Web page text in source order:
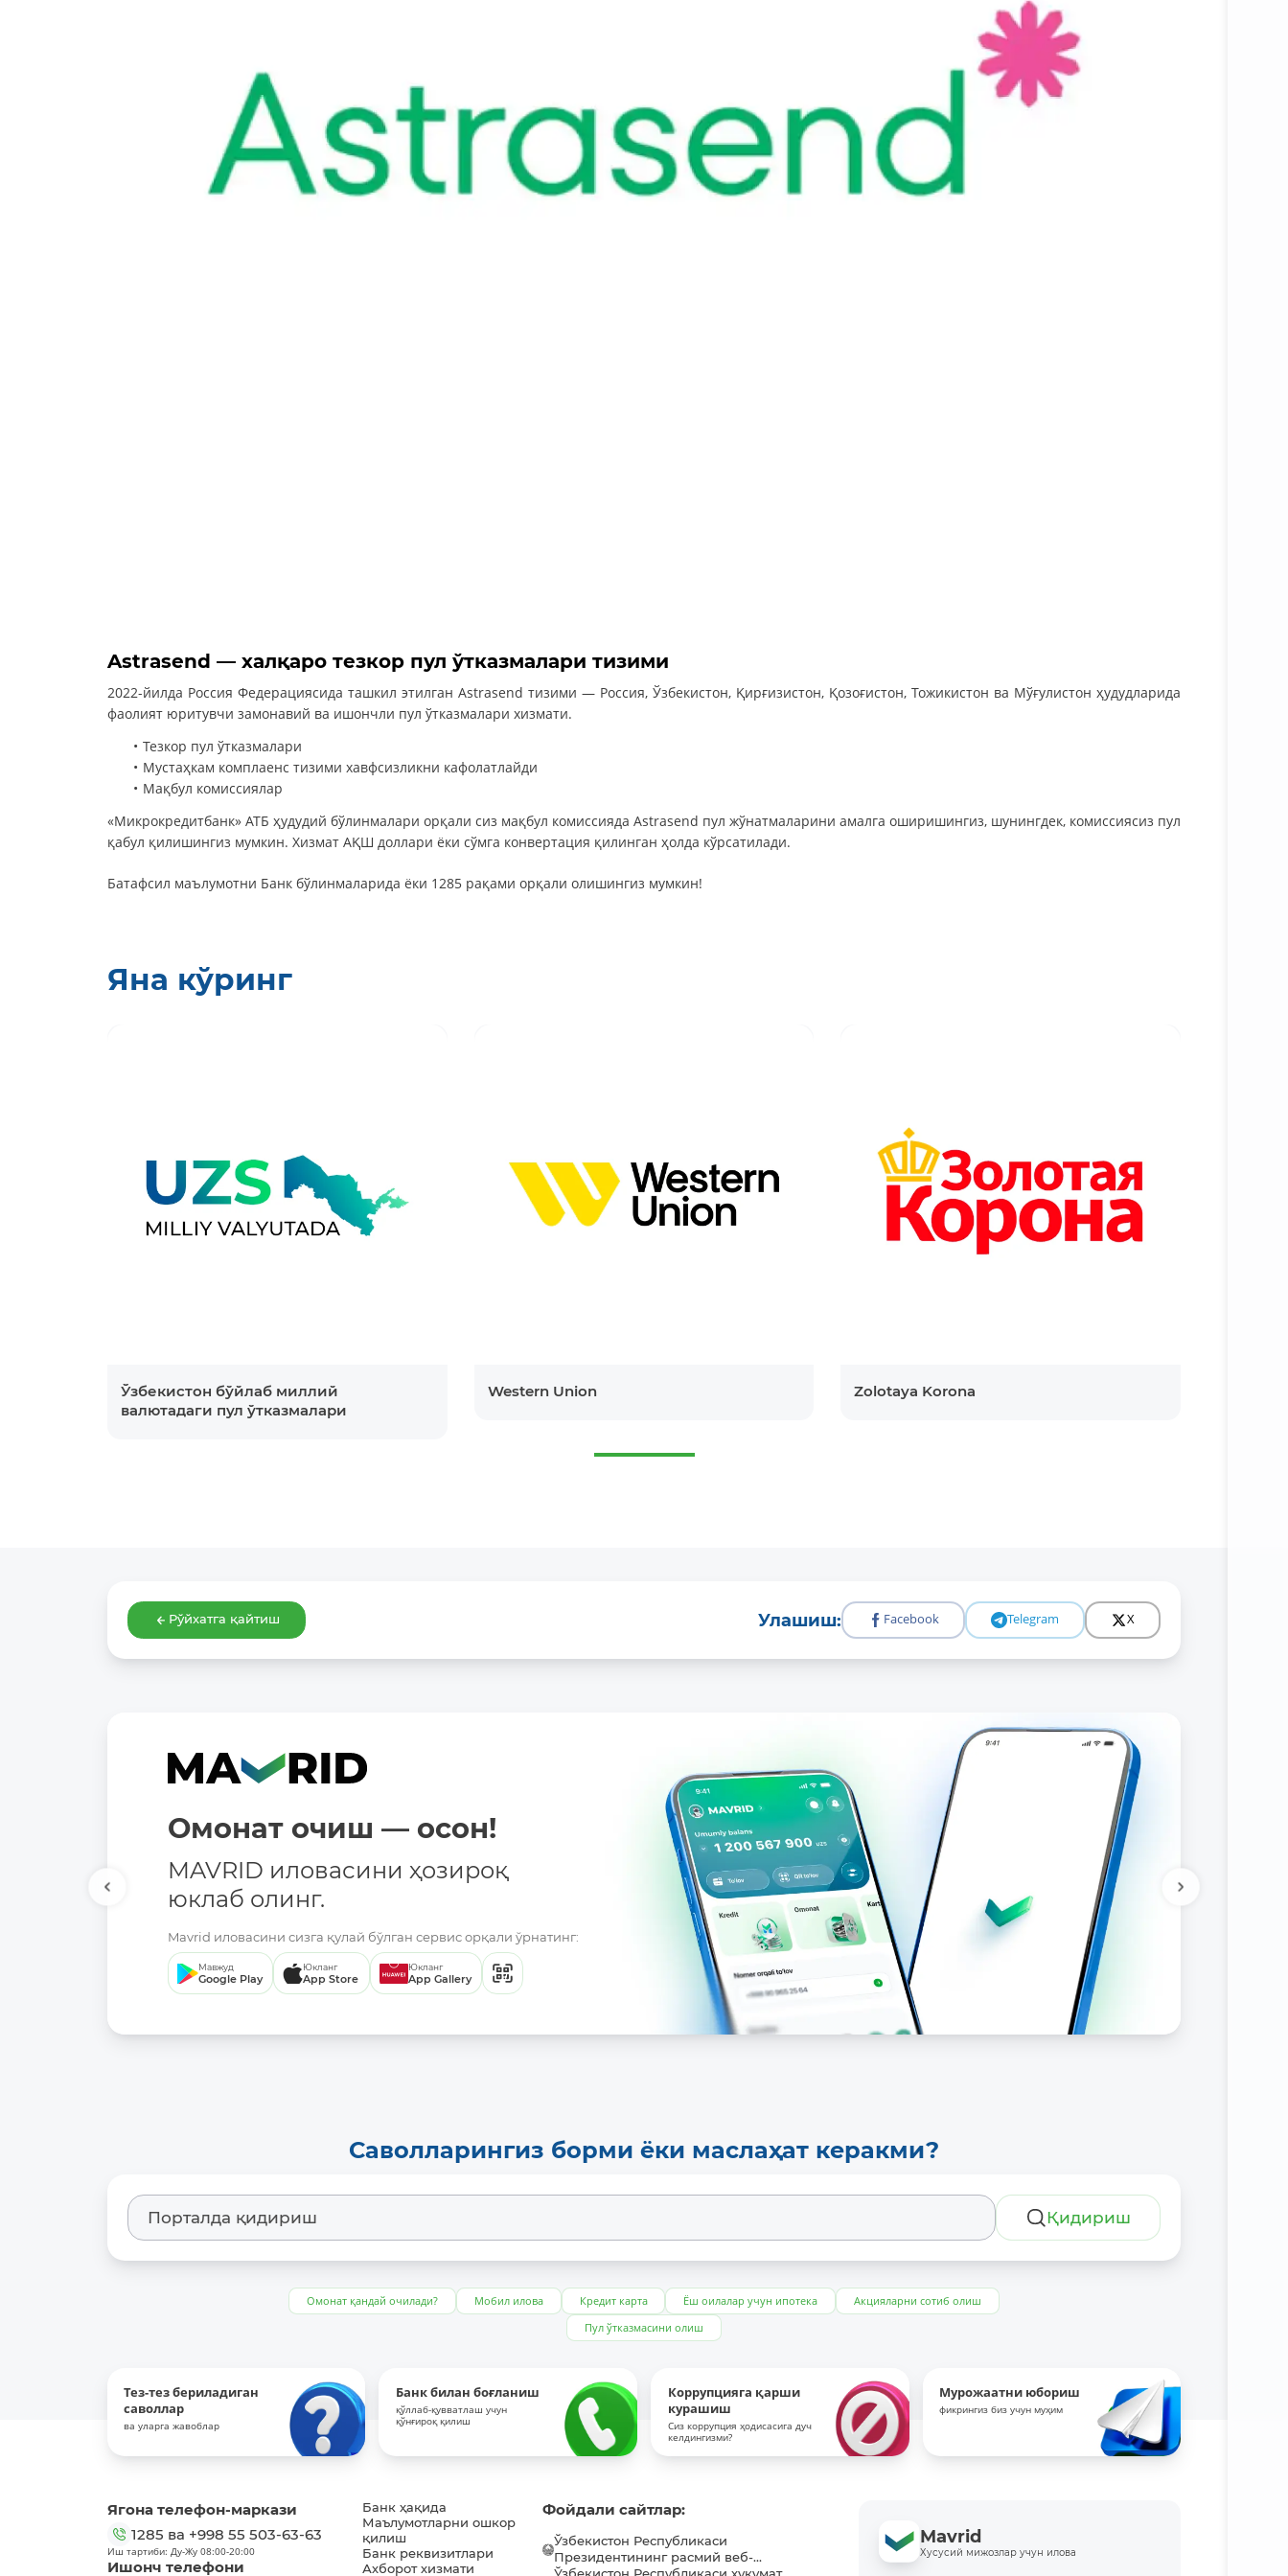
Astrasend — халқаро тезкор пул ўтказмалари тизими
2022-йилда Россия Федерациясида ташкил этилган Astrasend тизими — Россия, Ўзбекистон, Қирғизистон, Қозоғистон, Тожикистон ва Мўғулистон ҳудудларида
фаолият юритувчи замонавий ва ишончли пул ўтказмалари хизмати.
Тезкор пул ўтказмалари
Мустаҳкам комплаенс тизими хавфсизликни кафолатлайди
Мақбул комиссиялар
«Микрокредитбанк» АТБ ҳудудий бўлинмалари орқали сиз мақбул комиссияда Astrasend пул жўнатмаларини амалга оширишингиз, шунингдек, комиссиясиз пул
қабул қилишингиз мумкин. Хизмат АҚШ доллари ёки сўмга конвертация қилинган ҳолда кўрсатилади.
Батафсил маълумотни Банк бўлинмаларида ёки 1285 рақами орқали олишингиз мумкин!
Яна кўринг
Ўзбекистон бўйлаб миллий
валютадаги пул ўтказмалари
Western Union Zolotaya Korona
Рўйхатга қайтиш Улашиш: Facebook Telegram X
Омонат очиш — осон!
MAVRID иловасини ҳозироқ
юклаб олинг.
Mavrid иловасини сизга қулай бўлган сервис орқали ўрнатинг:
Мавжуд
Google Play
Юкланг
App Store
Юкланг
App Gallery
Саволларингиз борми ёки маслаҳат керакми?
Қидириш
Омонат қандай очилади? Мобил илова Кредит карта Ёш оилалар учун ипотека
Акцияларни сотиб олиш
Пул ўтказмасини олиш
Тез-тез бериладиган
саволлар
ва уларга жавоблар
Банк билан боғланиш
қўллаб-қувватлаш учун
қўнғироқ қилиш
Коррупцияга қарши
курашиш
Сиз коррупция ҳодисасига дуч
келдингизми?
Мурожаатни юбориш
фикрингиз биз учун муҳим
Ягона телефон-маркази
1285 ва +998 55 503-63-63
Иш тартиби: Ду-Жу 08:00-20:00
Ишонч телефони
Банк ҳақида
Маълумотларни ошкор
қилиш
Банк реквизитлари
Ахборот хизмати
Фойдали сайтлар:
Ўзбекистон Республикаси
Президентининг расмий веб-...
Mavrid
Хусусий мижозлар учун илова